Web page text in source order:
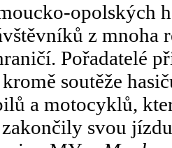
opolských
z mnoha
Pořadatelé
soutěže
a motocyklů,
svou